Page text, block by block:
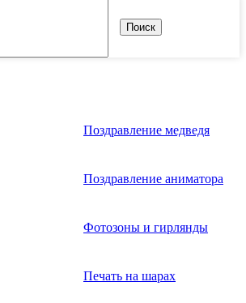
Поиск
Поздравление медведя
Поздравление аниматора
Фотозоны и гирлянды
Печать на шарах